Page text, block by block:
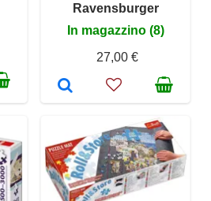
Ravensburger
In magazzino (8)
27,00 €